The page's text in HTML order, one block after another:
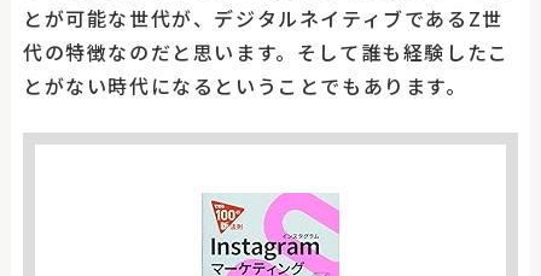
とが可能な世代が、デジタルネイティブであるZ世
代の特徴なのだと思います。そして誰も経験したこ
とがない時代になるということでもあります。